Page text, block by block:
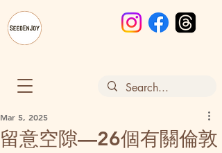
留意空隙—26個有關倫敦
Mar 5, 2025